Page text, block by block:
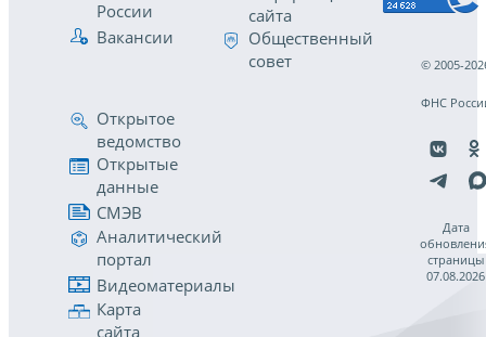
России
Вакансии
сайта
Общественный
совет
Открытое
ведомство
Открытые
данные
СМЭВ
Аналитический
портал
Видеоматериалы
Карта
сайта
© 2005-
ФНС
Дата
страницы
07.08.2026